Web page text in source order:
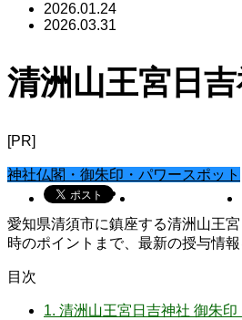
2026.01.24
2026.03.31
清洲山王宮日
[PR]
神社仏閣・御朱印・パワースポット
愛知県清須市に鎮座する清洲山王
時のポイントまで、最新の授与情
目次
1. 清洲山王宮日吉神社 御朱